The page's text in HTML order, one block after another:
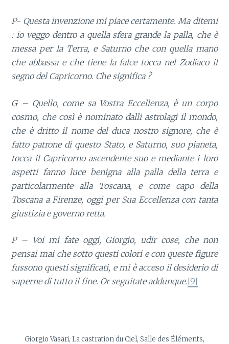
P- Questa invenzione mi piace certamente. Ma ditemi
: io veggo dentro a quella sfera grande la palla, che è
messa per la Terra, e Saturno che con quella mano
che abbassa e che tiene la falce tocca nel Zodiaco il
segno del Capricorno. Che significa ?
G – Quello, come sa Vostra Eccellenza, è un corpo
cosmo, che così è nominato dalli astrolagi il mondo,
che è dritto il nome del duca nostro signore, che è
fatto patrone di questo Stato, e Saturno, suo pianeta,
tocca il Capricorno ascendente suo e mediante i loro
aspetti fanno luce benigna alla palla della terra e
particolarmente alla Toscana, e come capo della
Toscana a Firenze, oggi per Sua Eccellenza con tanta
giustizia e governo retta.
P – Voi mi fate oggi, Giorgio, udir cose, che non
pensai mai che sotto questi colori e con queste figure
fussono questi significati, e mi è acceso il desiderio di
saperne di tutto il fine. Or seguitate addunque.[9]
Giorgio Vasari, La castration du Ciel, Salle des Éléments,